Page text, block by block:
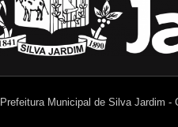
Prefeitura Municipal de Silva Jardim -